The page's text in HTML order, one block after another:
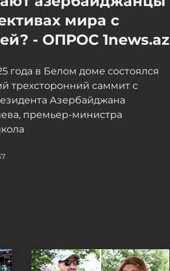
августа прошлого года
находилась в тупике
Сегодня, 09:57
мира с
- ОПРОС 1news.az
года в Белом доме состоялся
трехсторонний саммит с
Азербайджана
премьер-министра